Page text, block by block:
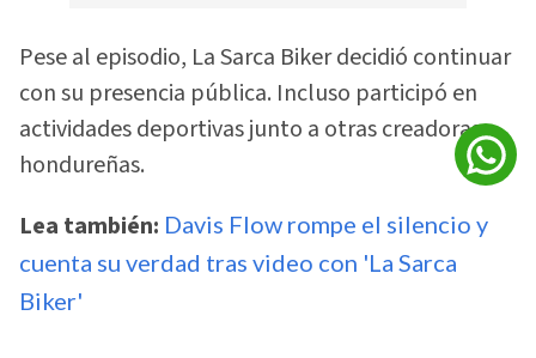
Pese al episodio, La Sarca Biker decidió continuar
con su presencia pública. Incluso participó en
actividades deportivas junto a otras creadoras
hondureñas.
Lea también: Davis Flow rompe el silencio y
cuenta su verdad tras video con 'La Sarca
Biker'